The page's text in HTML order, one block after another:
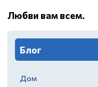
Любви вам всем.
Блог
Дом